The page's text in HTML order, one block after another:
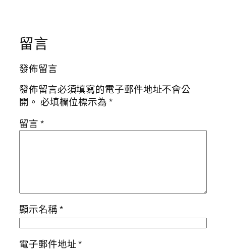
留言
發佈留言
發佈留言必須填寫的電子郵件地址不會公
開。 必填欄位標示為*
留言*
顯示名稱*
電子郵件地址*